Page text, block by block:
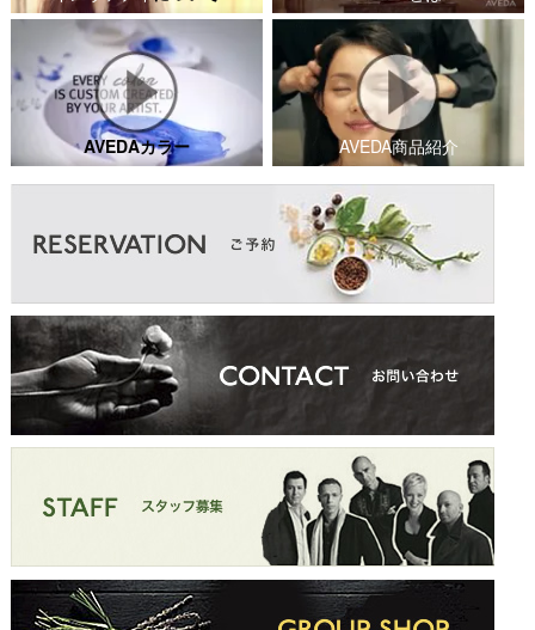
AVEDAカラー AVEDA商品紹介